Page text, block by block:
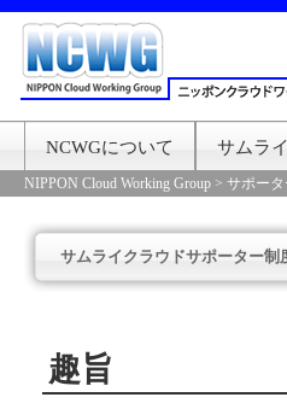
NCWGについて サムラ
NIPPON Cloud Working Group > サポータ
サムライクラウドサポーター制
趣旨